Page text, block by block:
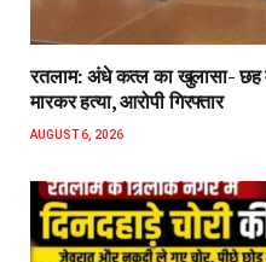
रतलाम: अंधे कत्ल का खुलासा- छह
मारकर हत्या, आरोपी गिरफ्तार
AUGUST 6, 2026